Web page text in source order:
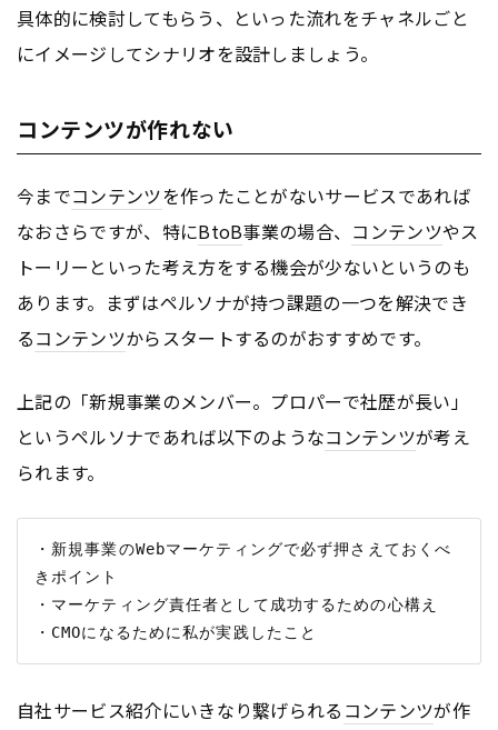
具体的に検討してもらう、といった流れをチャネルごと
にイメージしてシナリオを設計しましょう。
コンテンツが作れない
今までコンテンツを作ったことがないサービスであれば
なおさらですが、特にBtoB事業の場合、 コンテンツやス
トーリーといった考え方をする機会が少ないというのも
あります。まずはペルソナが持つ課題の一つを解決でき
るコンテンツからスタートするのがおすすめです。
上記の「新規事業のメンバー。プロパーで社歴が長い」
というペルソナであれば以下のようなコンテンツが考え
られます。
・新規事業のWebマーケティングで必ず押さえておくべ
きポイント
・マーケティング責任者として成功するための心構え
自社サービス紹介にいきなり繋げられる コンテンツが作